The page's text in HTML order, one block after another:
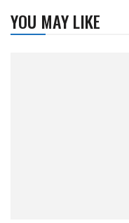
YOU MAY LIKE